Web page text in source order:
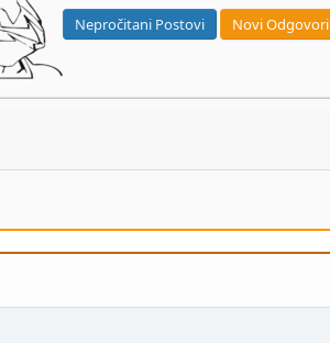
Nepročitani Postovi Novi Odgovori